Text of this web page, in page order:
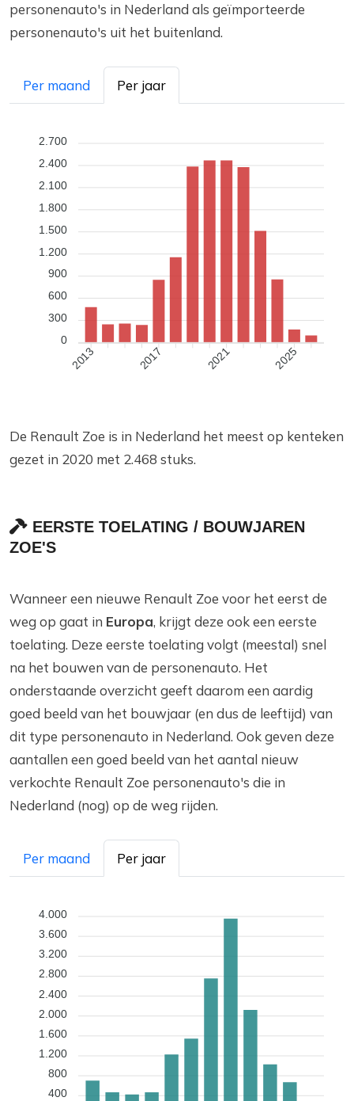
personenauto's in Nederland als geïmporteerde
personenauto's uit het buitenland.
Per maand Per jaar
2.700
2.400
2.100
1.800
1.500
1.200
900
600
300
0
2013 2017 2021 2025
De Renault Zoe is in Nederland het meest op kenteken
gezet in 2020 met 2.468 stuks.
EERSTE TOELATING / BOUWJAREN
ZOE'S
Wanneer een nieuwe Renault Zoe voor het eerst de
weg op gaat in Europa, krijgt deze ook een eerste
toelating. Deze eerste toelating volgt (meestal) snel
na het bouwen van de personenauto. Het
onderstaande overzicht geeft daarom een aardig
goed beeld van het bouwjaar (en dus de leeftijd) van
dit type personenauto in Nederland. Ook geven deze
aantallen een goed beeld van het aantal nieuw
verkochte Renault Zoe personenauto's die in
Nederland (nog) op de weg rijden.
Per maand Per jaar
4.000
3.600
3.200
2.800
2.400
2.000
1.600
1.200
800
400